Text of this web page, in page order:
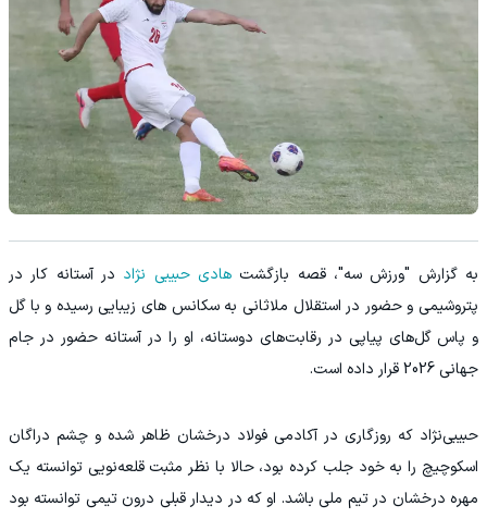
به گزارش "ورزش سه"، قصه بازگشت هادی حبیبی نژاد در آستانه کار در
پتروشیمی و حضور در استقلال ملاثانی به سکانس های زیبایی رسیده و با گل
و پاس گل‌های پیاپی در رقابت‌های دوستانه، او را در آستانه حضور در جام
جهانی 2026 قرار داده است.
حبیبی‌نژاد که روزگاری در آکادمی فولاد درخشان ظاهر شده و چشم دراگان
اسکوچیچ را به خود جلب کرده بود، حالا با نظر مثبت قلعه‌نویی توانسته یک
مهره درخشان در تیم ملی باشد. او که در دیدار قبلی درون تیمی توانسته بود